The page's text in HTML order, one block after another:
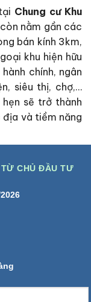
Chung cư Khu
còn nằm gần các
bán kính 3km,
khu hiện hữu
chính, ngân
siêu thị, chợ,…
sẽ trở thành
và tiềm năng
CHỦ ĐẦU TƯ